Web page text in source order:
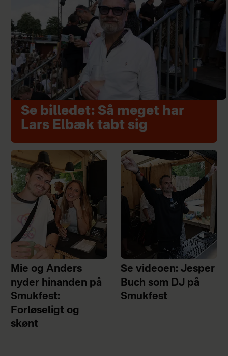
Se billedet: Så meget har
Lars Elbæk tabt sig
Mie og Anders
nyder hinanden på
Smukfest:
Forløseligt og
skønt
Se videoen: Jesper
Buch som DJ på
Smukfest